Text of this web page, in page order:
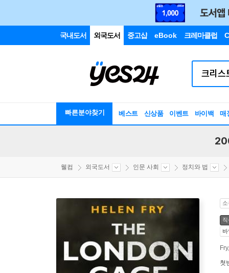
국내도서 외국도서 중고샵 eBook 크레마클럽
빠른분야찾기 베스트 신상품 이벤트 바이백 매
웰컴 외국도서 인문 사회 정치와 법
첫